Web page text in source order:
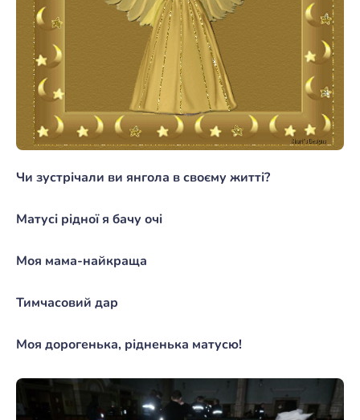
Чи зустрічали ви янгола в своєму житті?
Матусі рідної я бачу очі
Моя мама-найкраща
Тимчасовий дар
Моя дорогенька, рідненька матусю!